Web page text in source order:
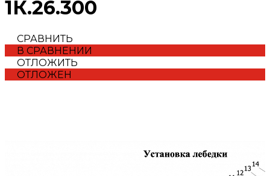
1К.26.300
СРАВНИТЬ
В СРАВНЕНИИ
ОТЛОЖИТЬ
ОТЛОЖЕН